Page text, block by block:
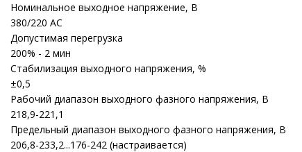
Номинальное выходное напряжение, В
380/220 AC
Допустимая перегрузка
200% - 2 мин
Стабилизация выходного напряжения, %
±0,5
Рабочий диапазон выходного фазного напряжения, В
218,9-221,1
Предельный диапазон выходного фазного напряжения, В
206,8-233,2...176-242 (настраивается)